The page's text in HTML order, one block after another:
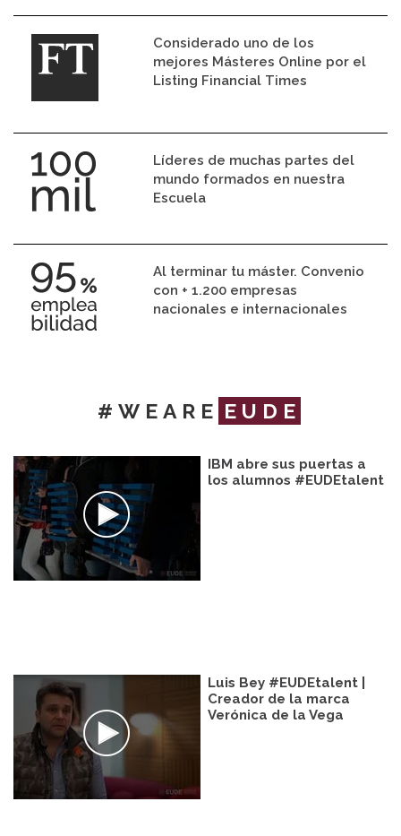
Considerado uno de los
mejores Másteres Online por el
Listing Financial Times
Líderes de muchas partes del
mundo formados en nuestra
Escuela
Al terminar tu máster. Convenio
con + 1.200 empresas
nacionales e internacionales
#WEARE EUDE
IBM abre sus puertas a
los alumnos #EUDEtalent
Luis Bey #EUDEtalent |
Creador de la marca
Verónica de la Vega